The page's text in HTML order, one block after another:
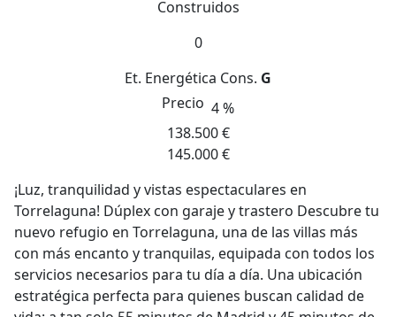
Construidos
0
Et. Energética Cons. G
Precio 4 %
138.500 €
145.000 €
¡Luz, tranquilidad y vistas espectaculares en
Torrelaguna! Dúplex con garaje y trastero Descubre tu
nuevo refugio en Torrelaguna, una de las villas más
con más encanto y tranquilas, equipada con todos los
servicios necesarios para tu día a día. Una ubicación
estratégica perfecta para quienes buscan calidad de